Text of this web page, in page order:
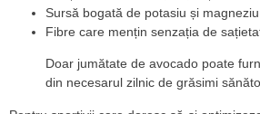
Sursă bogată de potasiu și magneziu
Fibre care mențin senzația de
Doar jumătate de avocado poate
din necesarul zilnic de grăsimi